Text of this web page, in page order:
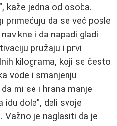
kaže jedna od osoba.
primećuju da se već posle
i da napadi gladi
pružaju i prvi
kilograma, koji se često
vode i smanjenju
mi se i hrana manje
idu dole", deli svoje
Važno je naglasiti da je